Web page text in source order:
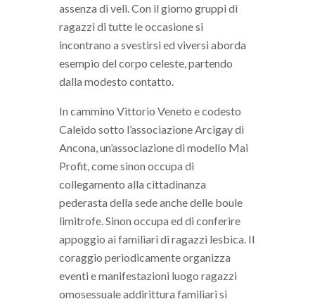
assenza di veli. Con il giorno gruppi di
ragazzi di tutte le occasione si
incontrano a svestirsi ed viversi aborda
esempio del corpo celeste, partendo
dalla modesto contatto.
In cammino Vittorio Veneto e codesto
Caleido sotto l’associazione Arcigay di
Ancona, un’associazione di modello Mai
Profit, come sinon occupa di
collegamento alla cittadinanza
pederasta della sede anche delle boule
limitrofe. Sinon occupa ed di conferire
appoggio ai familiari di ragazzi lesbica. Il
coraggio periodicamente organizza
eventi e manifestazioni luogo ragazzi
omosessuale addirittura familiari si